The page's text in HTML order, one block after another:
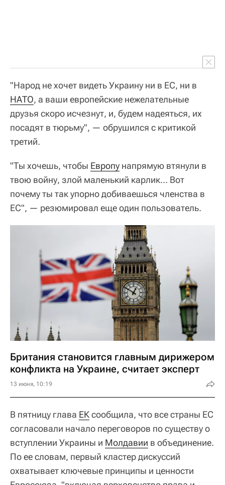
"Народ не хочет видеть Украину ни в ЕС, ни в
НАТО, а ваши европейские нежелательные
друзья скоро исчезнут, и, будем надеяться, их
посадят в тюрьму", — обрушился с критикой
третий.
"Ты хочешь, чтобы Европу напрямую втянули в
твою войну, злой маленький карлик... Вот
почему ты так упорно добиваешься членства в
ЕС", — резюмировал еще один пользователь.
Британия становится главным дирижером
конфликта на Украине, считает эксперт
13 июня, 10:19
В пятницу глава ЕКсообщила, что все страны ЕС
согласовали начало переговоров по существу о
вступлении Украины и Молдавии в объединение.
По ее словам, первый кластер дискуссий
охватывает ключевые принципы и ценности